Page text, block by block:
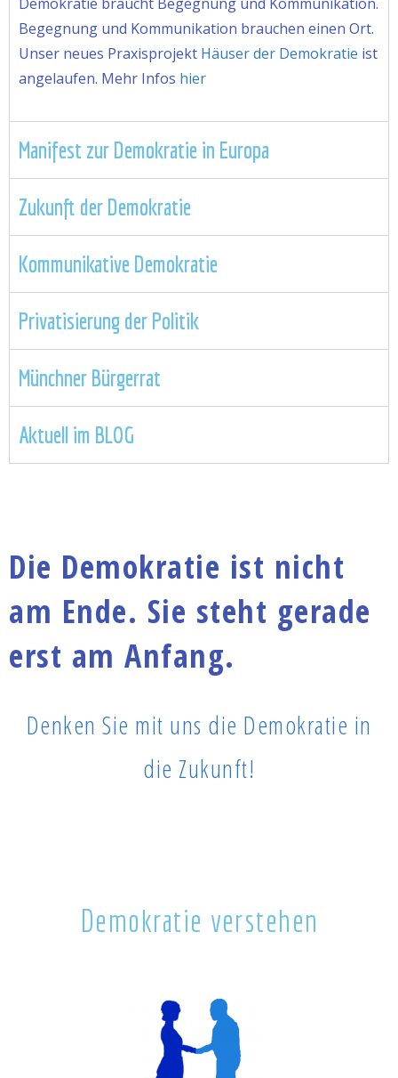
Begegnung und Kommunikation brauchen einen Ort.
Unser neues Praxisprojekt Häuser der Demokratie ist
angelaufen. Mehr Infos hier
Manifest zur Demokratie in Europa
Zukunft der Demokratie
Kommunikative Demokratie
Privatisierung der Politik
Münchner Bürgerrat
Aktuell im BLOG
Die Demokratie ist nicht
am Ende. Sie steht gerade
erst am Anfang.
Denken Sie mit uns die Demokratie in
die Zukunft!
Demokratie verstehen